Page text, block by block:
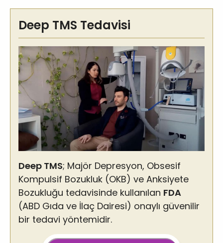
Deep TMS Tedavisi
Deep TMS; Majör Depresyon, Obsesif
Kompulsif Bozukluk (OKB) ve Anksiyete
Bozukluğu tedavisinde kullanılan FDA
(ABD Gıda ve İlaç Dairesi) onaylı güvenilir
bir tedavi yöntemidir.